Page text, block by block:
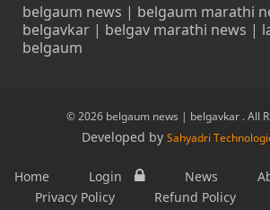
belgaum news | belgaum marathi
belgavkar | belgav marathi news |
belgaum
© 2026 belgaum news | belgavkar . All
Developed by Sahyadri
Home Login News
Privacy Policy
Refund Policy